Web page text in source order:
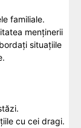
familiale.
menținerii
situațiile
cu cei dragi.